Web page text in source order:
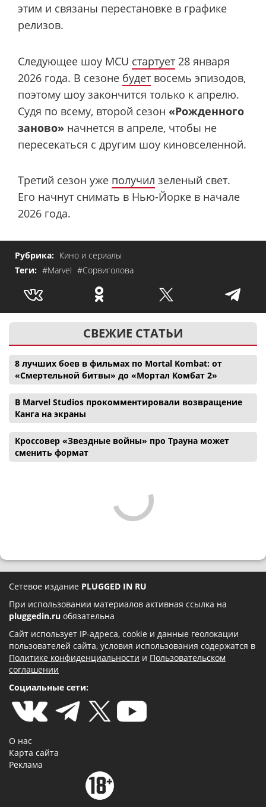
этим и связаны перестановке в графике
релизов.
Следующее шоу MCU стартует 28 января
2026 года. В сезоне будет восемь эпизодов,
поэтому шоу закончится только к апрелю.
Судя по всему, второй сезон «Рожденного
заново» начнется в апреле, чтобы не
пересекаться с другим шоу киновселенной.
Третий сезон уже получил зеленый свет.
Его начнут снимать в Нью-Йорке в начале
2026 года.
Рубрика: Кино и сериалы
Теги: #Marvel #Сорвиголова
СВЕЖИЕ СТАТЬИ
8 лучших боев в фильмах по Mortal Kombat: от
«Смертельной битвы» до «Мортал Комбат 2»
В Marvel Studios прокомментировали возвращение
Канга на экраны
Кроссовер «Звездные войны» про Трауна может
сменить формат
Сетевое издание PLUGGED IN RU
При использовании материалов активная ссылка на
pluggedin.ru обязательна
Сайт использует IP-адреса, cookie и данные геолокации
пользователей сайта, условия использования содержатся в
Политике конфиденциальности и Пользовательском
соглашении
Социальные сети:
О нас
Карта сайта
Реклама